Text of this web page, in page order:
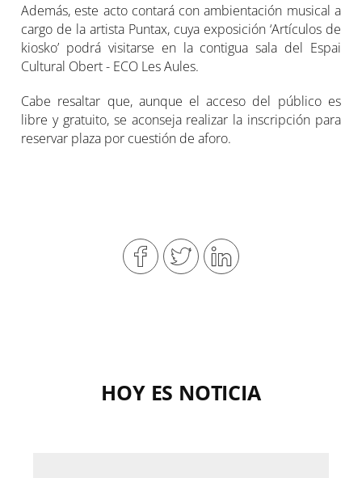
Además, este acto contará con ambientación musical a
cargo de la artista Puntax, cuya exposición ‘Artículos de
kiosko’ podrá visitarse en la contigua sala del Espai
Cultural Obert - ECO Les Aules.
Cabe resaltar que, aunque el acceso del público es
libre y gratuito, se aconseja realizar la inscripción para
reservar plaza por cuestión de aforo.
HOY ES NOTICIA